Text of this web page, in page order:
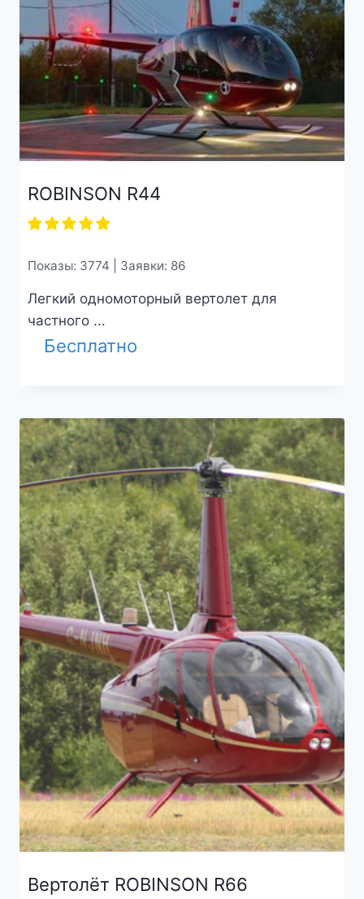
ROBINSON R44
Показы: 3774 | Заявки: 86
Легкий одномоторный вертолет для
частного ...
Бесплатно
Вертолёт ROBINSON R66